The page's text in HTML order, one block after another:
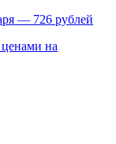
— 726 рублей
на